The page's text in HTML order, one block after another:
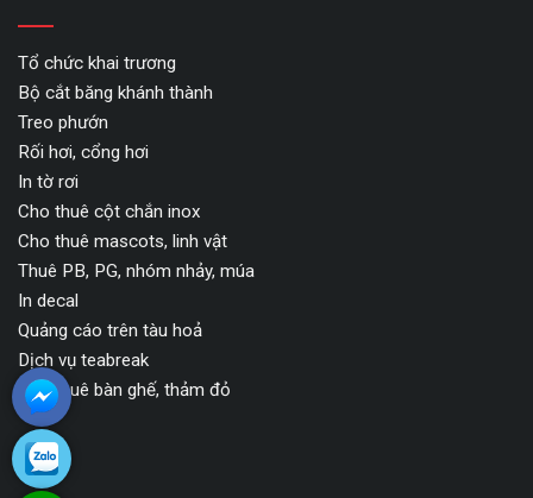
Tổ chức khai trương
Bộ cắt băng khánh thành
Treo phướn
Rối hơi, cổng hơi
In tờ rơi
Cho thuê cột chắn inox
Cho thuê mascots, linh vật
Thuê PB, PG, nhóm nhảy, múa
In decal
Quảng cáo trên tàu hoả
Dịch vụ teabreak
Cho thuê bàn ghế, thảm đỏ